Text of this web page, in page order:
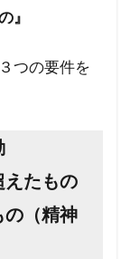
』
つの要件を
えたもの
の（精神